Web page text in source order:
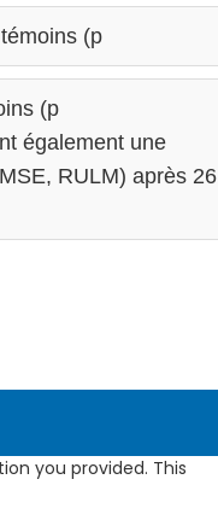
(p
(p
également une
RULM) après 26
you provided. This